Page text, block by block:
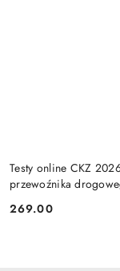
Testy online CKZ
przewoźnika
Cena:
269.00